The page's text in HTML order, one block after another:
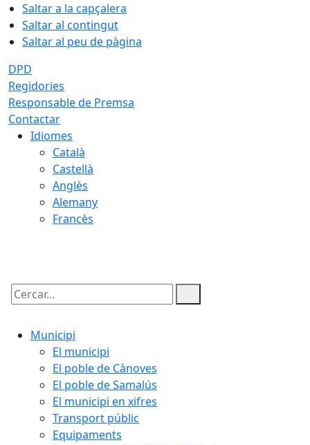
Saltar a la capçalera
Saltar al contingut
Saltar al peu de pàgina
DPD
Regidories
Responsable de Premsa
Contactar
Idiomes
Català
Castellà
Anglès
Alemany
Francès
Cercar:
Municipi
El municipi
El poble de Cànoves
El poble de Samalús
El municipi en xifres
Transport públic
Equipaments